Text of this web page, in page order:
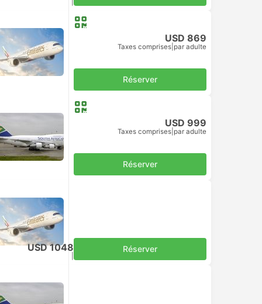
USD 869
Taxes comprises par adulte
Réserver
USD 999
Taxes comprises par adulte
Réserver
USD 1048 Réserver